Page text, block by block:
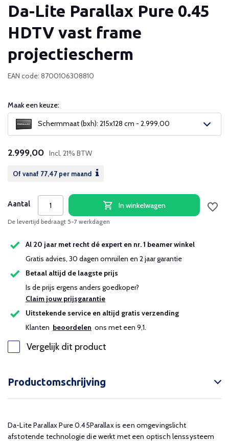
Da-Lite Parallax Pure 0.45
HDTV vast frame
projectiescherm
EAN code: 8700106308810
Maak een keuze:
Schermmaat (bxh): 215x128 cm - 2.999,00
2.999,00 Incl. 21% BTW
Of vanaf 77,47 per maand
Aantal In winkelwagen
De levertijd bedraagt 5-7 werkdagen
Al 20 jaar met recht dé expert en nr. 1 beamer winkel
Gratis advies, 30 dagen omruilen en 2 jaar garantie
Betaal altijd de laagste prijs
Is de prijs ergens anders goedkoper?
Claim jouw prijsgarantie
Uitstekende service en altijd gratis verzending
Klanten beoordelen ons met een 9,1.
Vergelijk dit product
Productomschrijving
Da-Lite Parallax Pure 0.45Parallax is een omgevingslicht
afstotende technologie die werkt met een optisch lenssysteem